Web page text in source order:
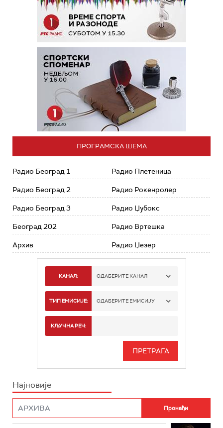
ПРОГРАМСКА ШЕМА
Радио Београд 1
Радио Београд 2
Радио Београд 3
Београд 202
Архив
Радио Плетеница
Радио Рокенролер
Радио Џубокс
Радио Вртешка
Радио Џезер
КАНАЛ: ОДАБЕРИТЕ КАНАЛ
РАДИО БЕОГРАД 1
РАДИО БЕОГРАД 3
РАДИО РОКЕНРОЛЕР
ТИП ЕМИСИЈЕ: ОДАБЕРИТЕ ЕМИСИЈУ
ИНФО
КЉУЧНА РЕЧ:
Најновије